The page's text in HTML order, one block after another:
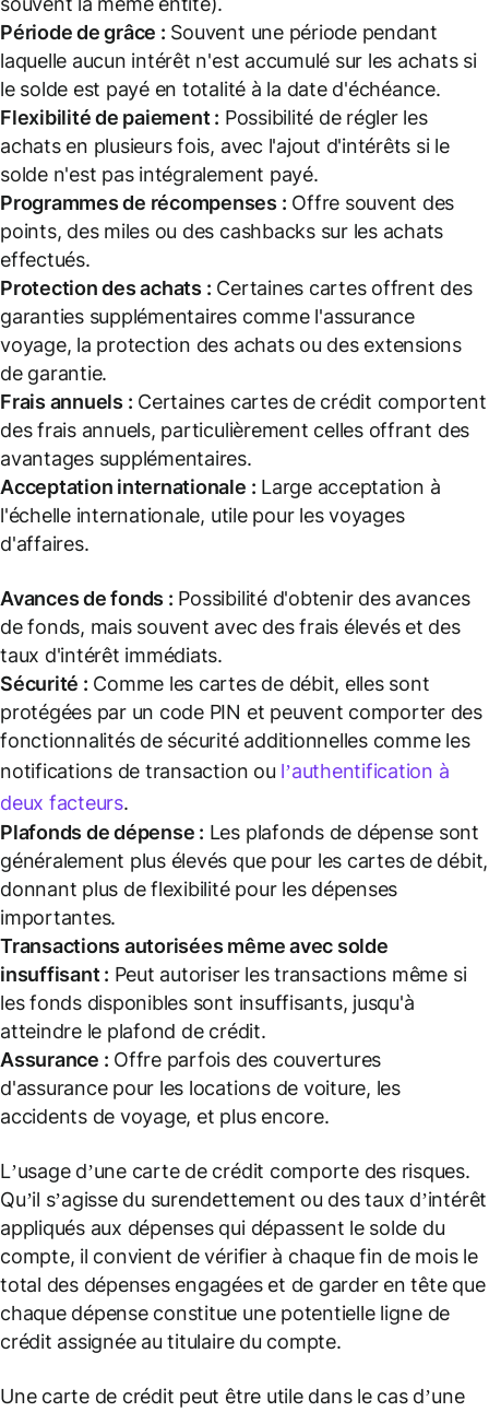
Période de grâce : Souvent une période pendant
laquelle aucun intérêt n'est accumulé sur les achats si
le solde est payé en totalité à la date d'échéance.
Flexibilité de paiement : Possibilité de régler les
achats en plusieurs fois, avec l'ajout d'intérêts si le
solde n'est pas intégralement payé.
Programmes de récompenses : Offre souvent des
points, des miles ou des cashbacks sur les achats
effectués.
Protection des achats : Certaines cartes offrent des
garanties supplémentaires comme l'assurance
voyage, la protection des achats ou des extensions
de garantie.
Frais annuels : Certaines cartes de crédit comportent
des frais annuels, particulièrement celles offrant des
avantages supplémentaires.
Acceptation internationale : Large acceptation à
l'échelle internationale, utile pour les voyages
d'affaires.
Avances de fonds : Possibilité d'obtenir des avances
de fonds, mais souvent avec des frais élevés et des
taux d'intérêt immédiats.
Sécurité : Comme les cartes de débit, elles sont
protégées par un code PIN et peuvent comporter des
fonctionnalités de sécurité additionnelles comme les
notifications de transaction ou l’authentification à
deux facteurs.
Plafonds de dépense : Les plafonds de dépense sont
généralement plus élevés que pour les cartes de débit,
donnant plus de flexibilité pour les dépenses
importantes.
Transactions autorisées même avec solde
insuffisant : Peut autoriser les transactions même si
les fonds disponibles sont insuffisants, jusqu'à
atteindre le plafond de crédit.
Assurance : Offre parfois des couvertures
d'assurance pour les locations de voiture, les
accidents de voyage, et plus encore.
L’usage d’une carte de crédit comporte des risques.
Qu’il s’agisse du surendettement ou des taux d’intérêt
appliqués aux dépenses qui dépassent le solde du
compte, il convient de vérifier à chaque fin de mois le
total des dépenses engagées et de garder en tête que
chaque dépense constitue une potentielle ligne de
crédit assignée au titulaire du compte.
Une carte de crédit peut être utile dans le cas d’une